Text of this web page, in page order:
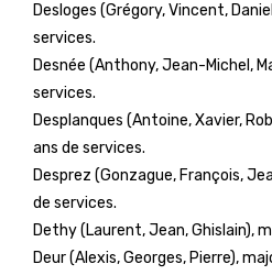
Desloges (Grégory, Vincent,
services.
Desnée (Anthony, Jean-Michel,
services.
Desplanques (Antoine, Xavier,
ans de services.
Desprez (Gonzague, François,
de services.
Dethy (Laurent, Jean, Ghislain),
Deur (Alexis, Georges, Pierre),